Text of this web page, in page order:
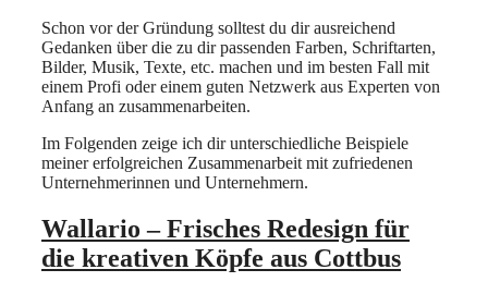
Schon vor der Gründung solltest du dir ausreichend
Gedanken über die zu dir passenden Farben, Schriftarten,
Bilder, Musik, Texte, etc. machen und im besten Fall mit
einem Profi oder einem guten Netzwerk aus Experten von
Anfang an zusammenarbeiten.
Im Folgenden zeige ich dir unter­schied­liche Beispiele
meiner erfolgreichen Zusammenarbeit mit zufriedenen
Unternehmerinnen und Unternehmern.
Wallario – Frisches Redesign für
die kreativen Köpfe aus Cottbus